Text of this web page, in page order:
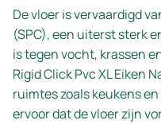
De vloer is vervaardigd
(SPC), een uiterst sterk
is tegen vocht, krassen
Rigid Click Pvc XL Eiken
ruimtes zoals keukens
ervoor dat de vloer zijn